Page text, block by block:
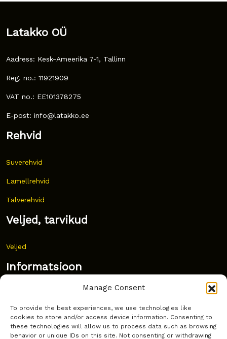
Manage Consent
To provide the best experiences, we use technologies like
cookies to store and/or access device information. Consenting to
these technologies will allow us to process data such as browsing
behavior or unique IDs on this site. Not consenting or withdrawing
Latakko OÜ
Aadress: Kesk-Ameerika 7-1, Tallinn
Reg. no.: 11921909
VAT no.: EE101378275
E-post: info@latakko.ee
Rehvid
Suverehvid
Lamellrehvid
Talverehvid
Veljed, tarvikud
Veljed
Informatsioon
Korduma kippuvad küsimused
Kust osta?